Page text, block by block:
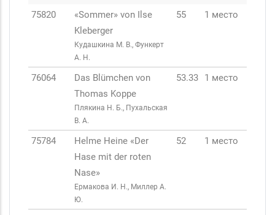
75820
«Sommer» von Ilse
Kleberger
Кудашкина М. В., Функерт
А. Н.
55 1 место
76064
Das Blümchen von
Thomas Koppe
Плякина Н. Б., Пухальская
В. А.
53.33 1 место
75784
Helme Heine «Der
Hase mit der roten
Nase»
Ермакова И. Н., Миллер А.
Ю.
52 1 место